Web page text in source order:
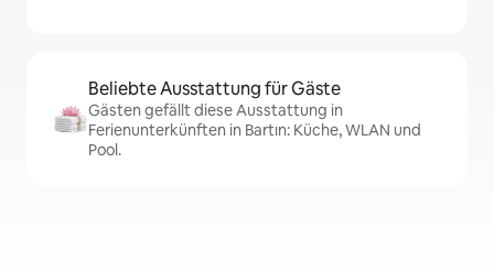
Beliebte Ausstattung für Gäste
Gästen gefällt diese Ausstattung in
Ferienunterkünften in Bartın: Küche, WLAN und
Pool.